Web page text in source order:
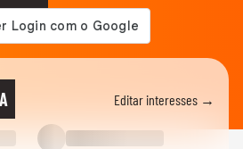
Editar interesses →